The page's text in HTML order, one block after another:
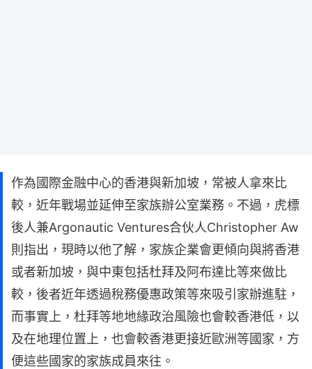
作為國際金融中心的香港與新加坡，常被人拿來比
較，近年戰場並延伸至家族辦公室業務。不過，虎標
後人兼Argonautic Ventures合伙人Christopher Aw
則指出，現時以他了解，家族企業會更傾向與將香港
或者新加坡，與中東包括杜拜及阿布達比等來做比
較，後者近年透過稅務優惠政策等來吸引家辦進駐，
而事實上，杜拜等地地緣政治風險也會較香港低，以
及在地理位置上，也會較香港更接近歐洲等國家，方
便這些國家的家族成員來往。